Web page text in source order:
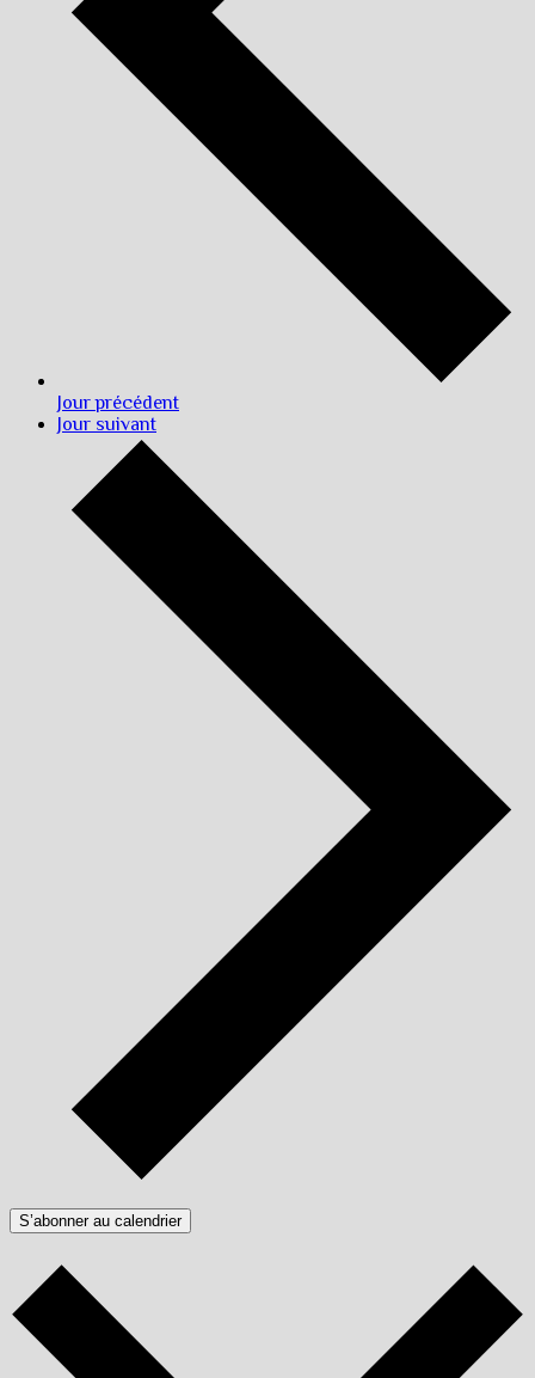
Jour précédent
Jour suivant
S’abonner au calendrier